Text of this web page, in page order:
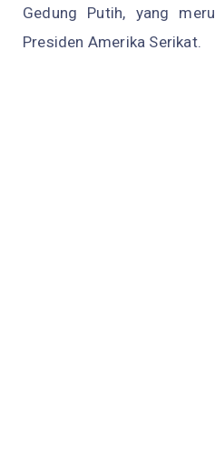
Gedung Putih, yang
Presiden Amerika Serikat.